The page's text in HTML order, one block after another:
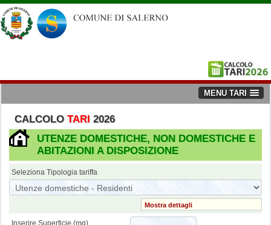
MENU TARI
CALCOLO TARI2026
UTENZE DOMESTICHE, NON DOMESTICHE E
ABITAZIONI A DISPOSIZIONE
Seleziona Tipologia tariffa
Mostra dettagli
Inserire Superficie (mq)